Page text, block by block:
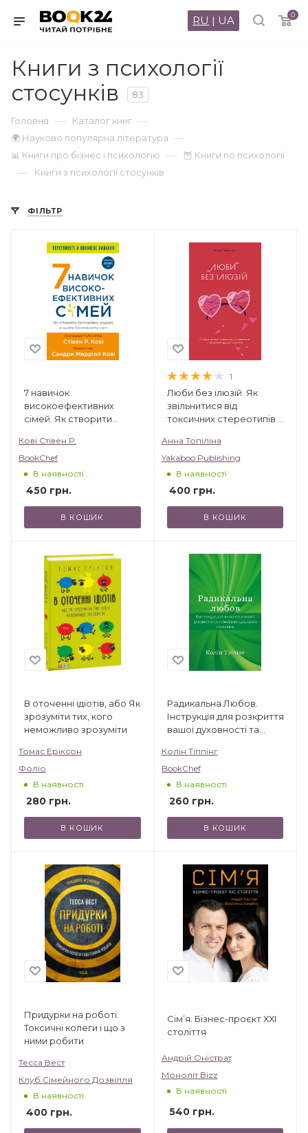
0
RU | UA
Книги з психології
стосунків
83
Головна — Каталог книг —
🌍 Науково популярна література —
📊 Книги про бізнес і психологію — 🦉 Книги по психології
— Книги з психології стосунків
ФІЛЬТР
7 навичок
високоефективних
сімей. Як створити
цьому бентежному світі
Кові Стівен Р.
BookChef
В наявності
450 грн.
В КОШИК
1
Люби без ілюзій. Як
звільнитися від
токсичних стереотипів і
стосунки
Анна Топіліна
Yakaboo Publishing
В наявності
400грн.
В КОШИК
В оточенні ідіотів, або Як
зрозуміти тих, кого
неможливо зрозуміти
Томас Еріксон
Фоліо
В наявності
280 грн.
В КОШИК
Радикальна Любов.
Інструкція для розкриття
вашої духовності та
стосунків
Колін Тіппінг
BookChef
В наявності
260грн.
В КОШИК
Придурки на роботі.
Токсичні колеги і що з
ними робити
Тесса Вест
Клуб Сімейного Дозвілля
В наявності
400 грн.
Сім’я. Бізнес-проєкт ХХІ
століття
Андрій Оністрат
Моноліт Bizz
В наявності
540грн.